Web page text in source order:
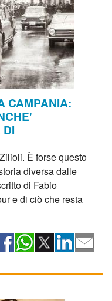
CAMPANIA:
È forse questo
diversa dalle
di Fabio
e di ciò che resta